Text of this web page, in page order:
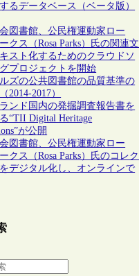
るデータベース（ベータ版）
図書館、公民権運動家ロー
クス（Rosa Parks）氏の関連文
スト化するためのクラウドソ
プロジェクトを開始
ズの公共図書館の品質基準の
2014-2017）
ンド国内の発掘調査報告書を
“TII Digital Heritage
が公開
図書館、公民権運動家ロー
クス（Rosa Parks）氏のコレク
デジタル化し、オンラインで